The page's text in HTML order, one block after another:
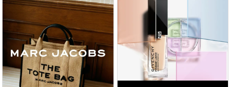
性別タイプ ユニセックス
原産国
海外製
※商品の改良等により原産国等の表示内容が変
更になる場合があります。実際の原産国は商品
の表示をご確認ください。
サイズ -